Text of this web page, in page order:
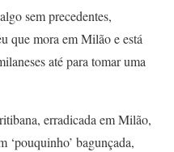
sem precedentes,
que mora em Milão e está
até para tomar uma
erradicada em Milão,
‘pouquinho’ bagunçada,